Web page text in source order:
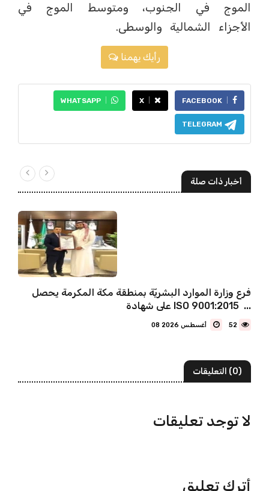
الموج في الجنوب، ومتوسط الموج في
الأجزاء الشمالية والوسطى.
رأيك يهمنا
FACEBOOK
X
WHATSAPP
TELEGRAM
أخبار ذات صلة
فرع وزارة الموارد البشريّة بمنطقة مكة المكرمة يحصل
على شهادة ISO 9001:2015 ...
52
(0) التعليقات
لا توجد تعليقات
أترك تعليق